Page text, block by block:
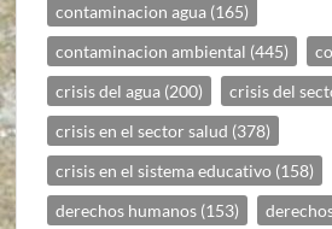
contaminacion agua (165)
contaminacion ambiental (445)
crisis del agua (200) crisis del
crisis en el sector salud (378)
crisis en el sistema educativo (158)
derechos humanos (153)